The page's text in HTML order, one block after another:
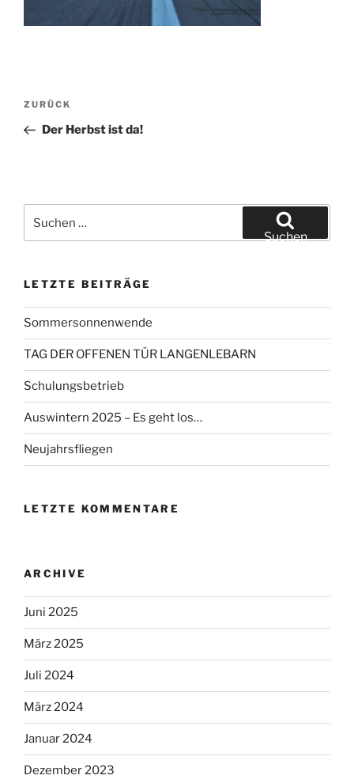
Beitragsnavigation
Vorheriger
Beitrag
ZURÜCK
Der Herbst ist da!
nach:
Suchen
LETZTE BEITRÄGE
Sommersonnenwende
TAG DER OFFENEN TÜR LANGENLEBARN
Schulungsbetrieb
Auswintern 2025 – Es geht los…
Neujahrsfliegen
LETZTE KOMMENTARE
ARCHIVE
Juni 2025
März 2025
Juli 2024
März 2024
Januar 2024
Dezember 2023